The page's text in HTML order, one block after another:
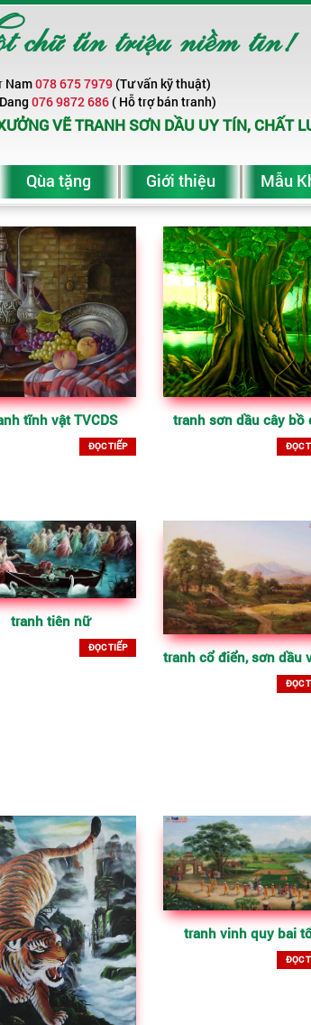
tín triệu niềm tin!
Nam078 675 7979(Tư vấn kỹ thuật)
076 9872 686( Hỗ trợ bán tranh)
VẼ TRANH SƠN DẦU UY TÍN, CHẤT
Qùa tặng Giới thiệu Mẫu
tĩnh vật TVCDS
ĐỌC TIẾP
tranh sơn dầu cây bồ
ĐỌC
tranh tiên nữ
ĐỌC TIẾP
ĐỌC
tranh vinh quy bai
ĐỌC